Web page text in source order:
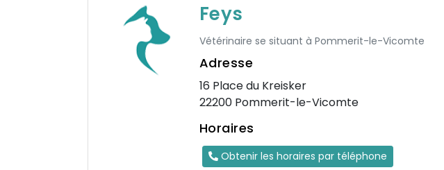
Feys
Vétérinaire se situant à Pommerit-le-Vicomte
Adresse
16 Place du Kreisker
22200 Pommerit-le-Vicomte
Horaires
Obtenir les horaires par téléphone